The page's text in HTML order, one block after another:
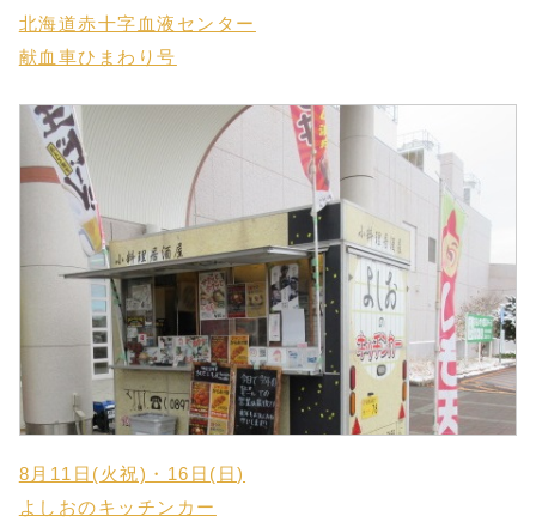
北海道赤十字血液センター
献血車ひまわり号
8月11日(火祝)・16日(日)
よしおのキッチンカー